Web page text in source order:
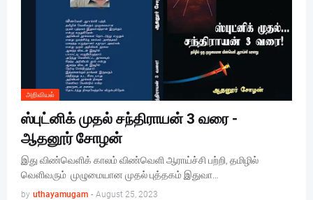
அறிவியல்
ஸ்புட்னிக் முதல் சந்திராயன் 3 வரை -
ஆதனூர் சோழன்
இது விண்வெளிக் காலம் விண்வெளி ஆராய்ச்சி பற்றி, தமிழில்
வெளிவரும் முழுமையான முதல் புத்தகம் இதுவா…
by uthayamugam - August 25, 2023